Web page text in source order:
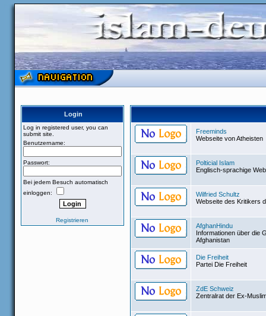
Login
Log in registered user, you can
submit site.
Benutzername:
Passwort:
Bei jedem Besuch automatisch
einloggen:
Registrieren
Freeminds
Webseite von Atheisten
Polticial Islam
Englisch-sprachige
Wilfried Schultz
Webseite des Kritikers
AfghanHindu
Informationen über die
Afghanistan
Die Freiheit
Partei Die Freiheit
ZdE Schweiz
Zentralrat der Ex-